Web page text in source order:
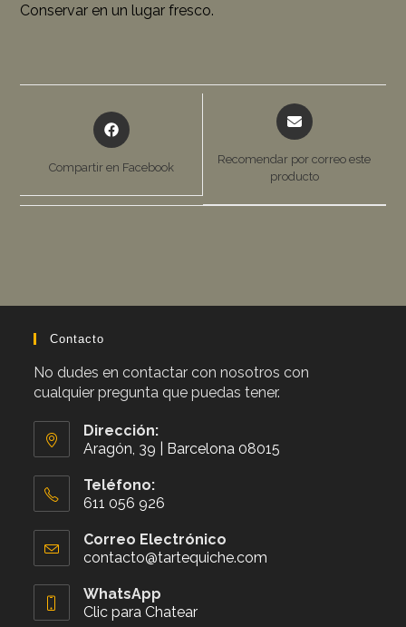
Conservar en un lugar fresco.
Opens
in
window
Compartir en Facebook
Opens
in
new
Recomendar por correo este
producto
Contacto
No dudes en contactar con nosotros con
cualquier pregunta que puedas tener.
Dirección:
Aragón, 39 | Barcelona 08015
Teléfono:
611 056 926
abre
en
aplicación
Correo Electrónico
contacto@tartequiche.com
WhatsApp
Clic para Chatear